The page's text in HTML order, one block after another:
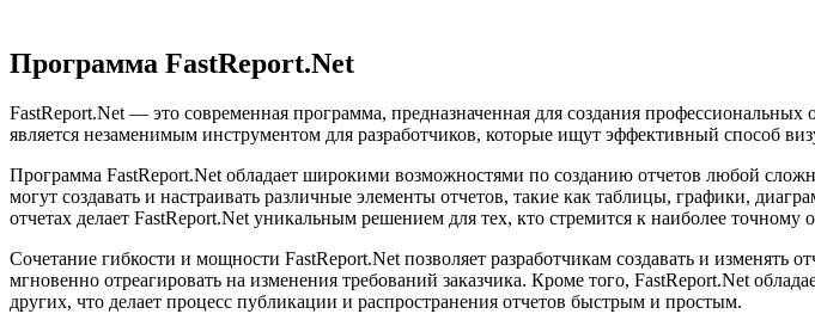
Программа FastReport.Net
FastReport.Net — это современная программа, предназначенная для создания
является незаменимым инструментом для разработчиков, которые ищут эффективный способ
Программа FastReport.Net обладает широкими возможностями по созданию отчетов любой
могут создавать и настраивать различные элементы отчетов, такие как таблицы, графики,
отчетах делает FastReport.Net уникальным решением для тех, кто стремится к наиболее
Сочетание гибкости и мощности FastReport.Net позволяет разработчикам создавать и
мгновенно отреагировать на изменения требований заказчика. Кроме того, FastReport.Net
других, что делает процесс публикации и распространения отчетов быстрым и простым.